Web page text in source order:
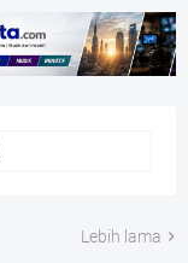
Lebih lama